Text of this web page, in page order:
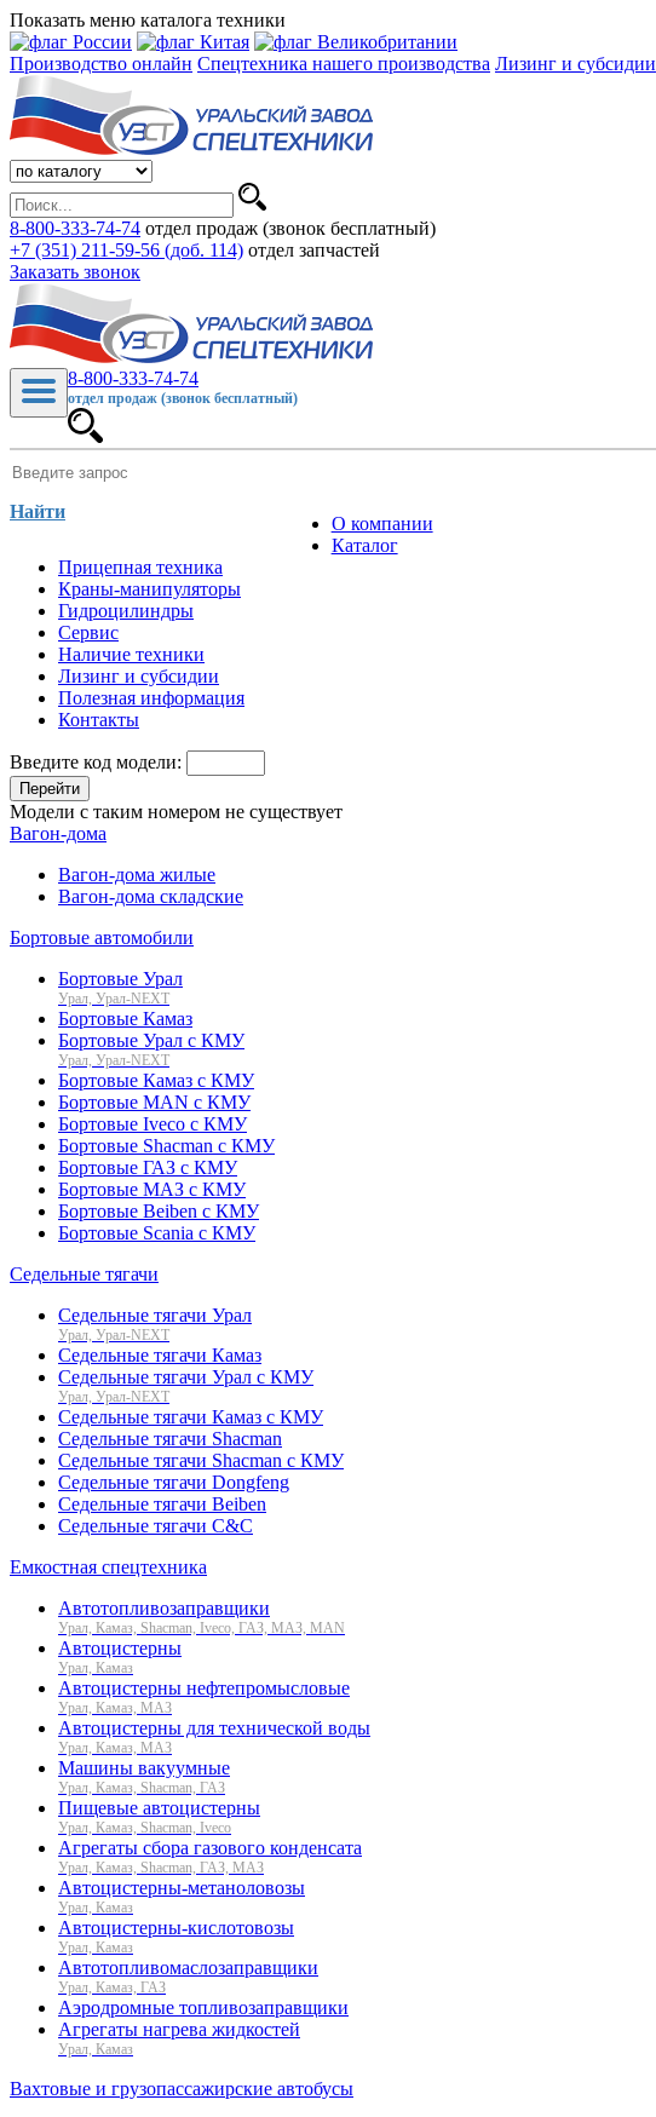
Показать меню каталога техники
Производство онлайн Спецтехника нашего производства Лизинг и субсидии
8-800-333-74-74 отдел продаж (звонок бесплатный)
+7 (351) 211-59-56 (доб. 114) отдел запчастей
Заказать звонок
8-800-333-74-74
отдел продаж (звонок бесплатный)
Найти
О компании
Каталог
Прицепная техника
Краны-манипуляторы
Гидроцилиндры
Сервис
Наличие техники
Лизинг и субсидии
Полезная информация
Контакты
Введите код модели:
Перейти
Модели с таким номером не существует
Вагон-дома
Вагон-дома жилые
Вагон-дома складские
Бортовые автомобили
Бортовые Урал
Урал, Урал-NEXT
Бортовые Камаз
Бортовые Урал с КМУ
Урал, Урал-NEXT
Бортовые Камаз с КМУ
Бортовые MAN с КМУ
Бортовые Iveco с КМУ
Бортовые Shacman с КМУ
Бортовые ГАЗ с КМУ
Бортовые МАЗ с КМУ
Бортовые Beiben с КМУ
Бортовые Scania с КМУ
Седельные тягачи
Седельные тягачи Урал
Урал, Урал-NEXT
Седельные тягачи Камаз
Седельные тягачи Урал с КМУ
Урал, Урал-NEXT
Седельные тягачи Камаз с КМУ
Седельные тягачи Shacman
Седельные тягачи Shacman с КМУ
Седельные тягачи Dongfeng
Седельные тягачи Beiben
Седельные тягачи C&C
Емкостная спецтехника
Автотопливозаправщики
Урал, Камаз, Shacman, Iveco, ГАЗ, МАЗ, MAN
Автоцистерны
Урал, Камаз
Автоцистерны нефтепромысловые
Урал, Камаз, МАЗ
Автоцистерны для технической воды
Урал, Камаз, МАЗ
Машины вакуумные
Урал, Камаз, Shacman, ГАЗ
Пищевые автоцистерны
Урал, Камаз, Shacman, Iveco
Агрегаты сбора газового конденсата
Урал, Камаз, Shacman, ГАЗ, МАЗ
Автоцистерны-метаноловозы
Урал, Камаз
Автоцистерны-кислотовозы
Урал, Камаз
Автотопливомаслозаправщики
Урал, Камаз, ГАЗ
Аэродромные топливозаправщики
Агрегаты нагрева жидкостей
Урал, Камаз
Вахтовые и грузопассажирские автобусы